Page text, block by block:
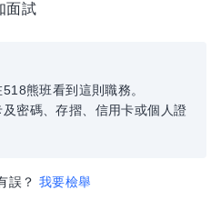
面試
熊班看到這則職務。
及密碼、存摺、信用卡或個人證
誤？ 我要檢舉